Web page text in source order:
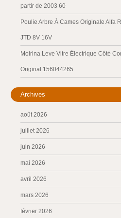
partir de 2003 60
Poulie Arbre À Cames Originale Alfa
JTD 8V 16V
Moirina Leve Vitre Électrique Côté
Original 156044265
Archives
août 2026
juillet 2026
juin 2026
mai 2026
avril 2026
mars 2026
février 2026